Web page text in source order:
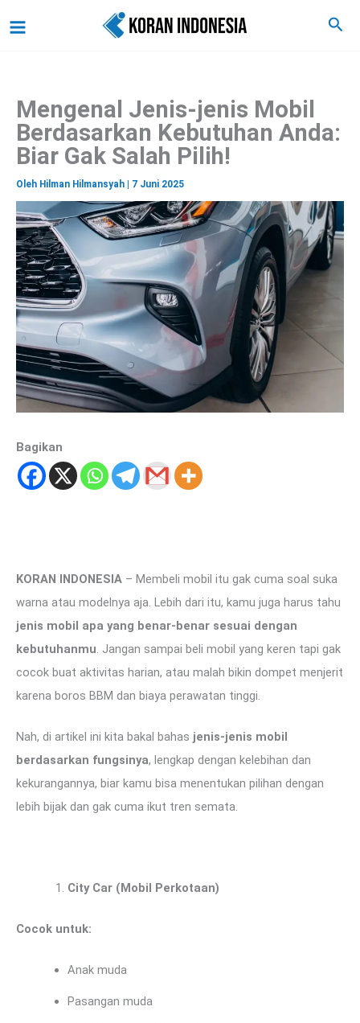
ke
Cari
Mengenal Jenis-jenis Mobil
Berdasarkan Kebutuhan Anda:
Biar Gak Salah Pilih!
Oleh Hilman Hilmansyah 7 Juni 2025
Bagikan
KORAN INDONESIA – Membeli mobil itu gak cuma soal suka
warna atau modelnya aja. Lebih dari itu, kamu juga harus tahu
jenis mobil apa yang benar-benar sesuai dengan
kebutuhanmu. Jangan sampai beli mobil yang keren tapi gak
cocok buat aktivitas harian, atau malah bikin dompet menjerit
karena boros BBM dan biaya perawatan tinggi.
Nah, di artikel ini kita bakal bahas jenis-jenis mobil
berdasarkan fungsinya, lengkap dengan kelebihan dan
kekurangannya, biar kamu bisa menentukan pilihan dengan
lebih bijak dan gak cuma ikut tren semata.
City Car (Mobil Perkotaan)
Cocok untuk:
Anak muda
Pasangan muda
a